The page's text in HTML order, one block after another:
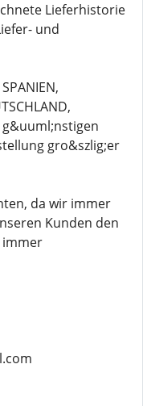
Lieferhistorie
und
g&uuml;nstigen
gro&szlig;er
da wir immer
Kunden den
immer